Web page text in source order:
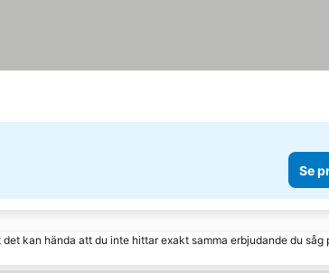
Se
kan hända att du inte hittar exakt samma erbjudande du såg